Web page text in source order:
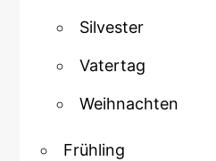
Silvester
Vatertag
Weihnachten
Frühling